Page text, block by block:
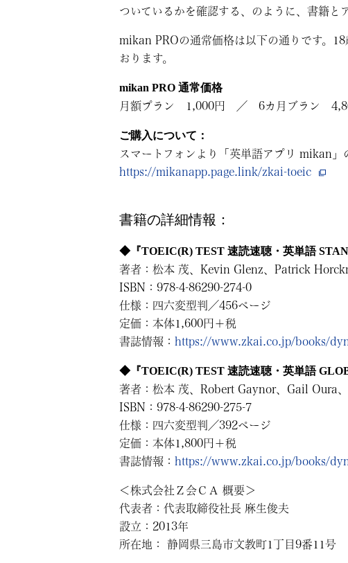
ついているかを確認する、のように、書籍と
mikan PROの通常価格は以下の通りです。
おります。
mikan PRO 通常価格
月額プラン 1,000円 ／ 6カ月ブラン
ご購入について：
スマートフォンより「英単語アプリ mikan
https://mikanapp.page.link/zkai-toeic
書籍の詳細情報：
◆『TOEIC(R) TEST 速読速聴・英単語
著者：松本 茂、Kevin Glenz、Patrick
ISBN：978-4-86290-274-0
仕様：四六変型判／456ページ
定価：本体1,600円＋税
書誌情報： https://www.zkai.co.jp/books/
◆『TOEIC(R) TEST 速読速聴・英単語
著者：松本 茂、Robert Gaynor、Gail Oura
ISBN：978-4-86290-275-7
仕様：四六変型判／392ページ
定価：本体1,800円＋税
書誌情報： https://www.zkai.co.jp/books/
＜株式会社Ｚ会ＣＡ 概要＞
代表者：代表取締役社長 麻生俊夫
設立：2013年
所在地： 静岡県三島市文教町1丁目9番11号